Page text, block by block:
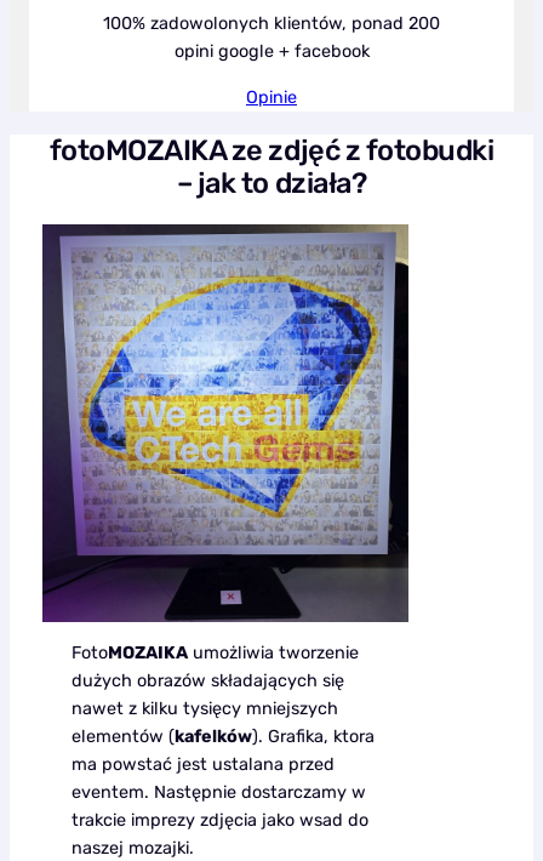
100% zadowolonych klientów, ponad 200
opini google + facebook
Opinie
fotoMOZAIKA ze zdjęć z fotobudki
– jak to działa?
FotoMOZAIKA umożliwia tworzenie
dużych obrazów składających się
nawet z kilku tysięcy mniejszych
elementów (kafelków). Grafika, ktora
ma powstać jest ustalana przed
eventem. Następnie dostarczamy w
trakcie imprezy zdjęcia jako wsad do
naszej mozajki.